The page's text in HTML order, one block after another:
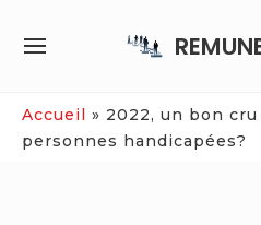
SITE
Accueil » 2022, un bon
personnes handicapées?